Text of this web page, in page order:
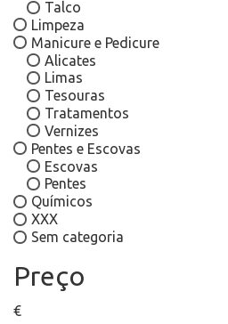
Talco
Limpeza
Manicure e Pedicure
Alicates
Limas
Tesouras
Tratamentos
Vernizes
Pentes e Escovas
Escovas
Pentes
Químicos
XXX
Sem categoria
Preço
€